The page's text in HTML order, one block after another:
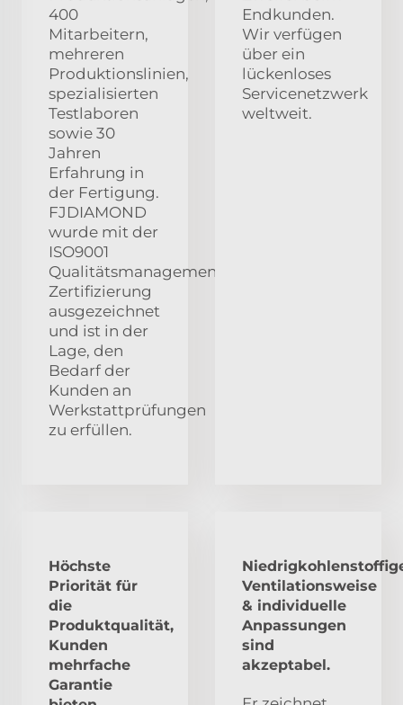
400
Mitarbeitern,
mehreren
Produktionslinien,
spezialisierten
Testlaboren
sowie 30
Jahren
Erfahrung in
der Fertigung.
FJDIAMOND
wurde mit der
ISO9001
Qualitätsmanagementsystem-
Zertifizierung
ausgezeichnet
und ist in der
Lage, den
Bedarf der
Kunden an
Werkstattprüfungen
zu erfüllen.
Endkunden.
Wir verfügen
über ein
lückenloses
Servicenetzwerk
weltweit.
Höchste
Priorität für
die
Produktqualität,
Kunden
mehrfache
Garantie
Ventilationsweise
& individuelle
Anpassungen
sind
akzeptabel.